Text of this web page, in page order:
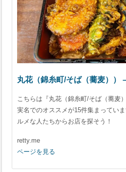
丸花（錦糸町/そば（蕎麦））
こちらは『丸花（錦糸町/そば（蕎麦
実名でのオススメが15件集まってい
ルメな人たちからお店を探そう！
retty.me
ページを見る